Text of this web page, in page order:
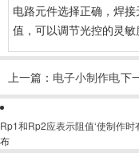
电路元件选择正确，焊
值，可以调节光控的灵敏
上一篇： 电子小制作电下
Rp1和Rp2应表示阻值‘使制作时
布